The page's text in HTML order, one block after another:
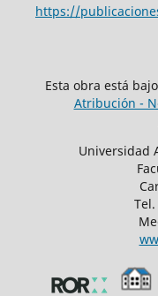
https://
Esta obra está
Atribución -
Universidad